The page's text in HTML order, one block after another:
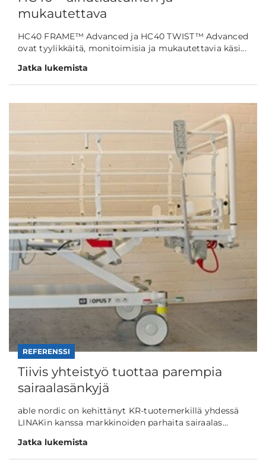
mukautettava
HC40 FRAME™ Advanced ja HC40 TWIST™ Advanced
ovat tyylikkäitä, monitoimisia ja mukautettavia käsi...
Jatka lukemista
REFERENSSI
Tiivis yhteistyö tuottaa parempia
sairaalasänkyjä
able nordic on kehittänyt KR-tuotemerkillä yhdessä
LINAKin kanssa markkinoiden parhaita sairaalas...
Jatka lukemista